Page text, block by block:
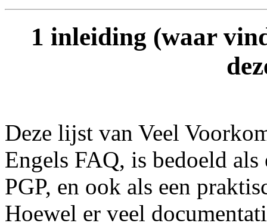
1 inleiding (waar
Deze lijst van Veel
Engels FAQ, is bedoeld
PGP, en ook als een
Hoewel er veel